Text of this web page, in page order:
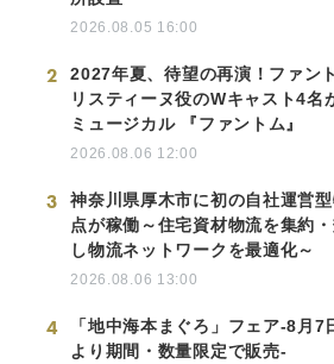
2026.08.05 16:00
2
2027年夏、待望の再演！ファン
リスティーヌ役のWキャスト4名
ミュージカル 『ファントム』
2026.08.06 12:00
3
神奈川県厚木市に初の自社運営
点が稼働～住宅資材物流を集約
し物流ネットワークを最適化～
2026.08.06 13:00
4
「地中海本まぐろ」フェア-8月7
より期間・数量限定で販売-